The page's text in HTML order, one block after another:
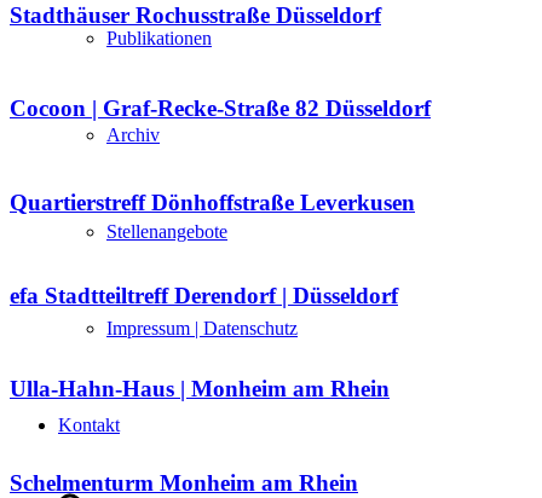
Publikationen
Archiv
Stellenangebote
Impressum | Datenschutz
Kontakt
Stadthäuser Rochusstraße Düsseldorf
Cocoon | Graf-Recke-Straße 82 Düsseldorf
Quartierstreff Dönhoffstraße Leverkusen
efa Stadtteiltreff Derendorf | Düsseldorf
Ulla-Hahn-Haus | Monheim am Rhein
Schelmenturm Monheim am Rhein